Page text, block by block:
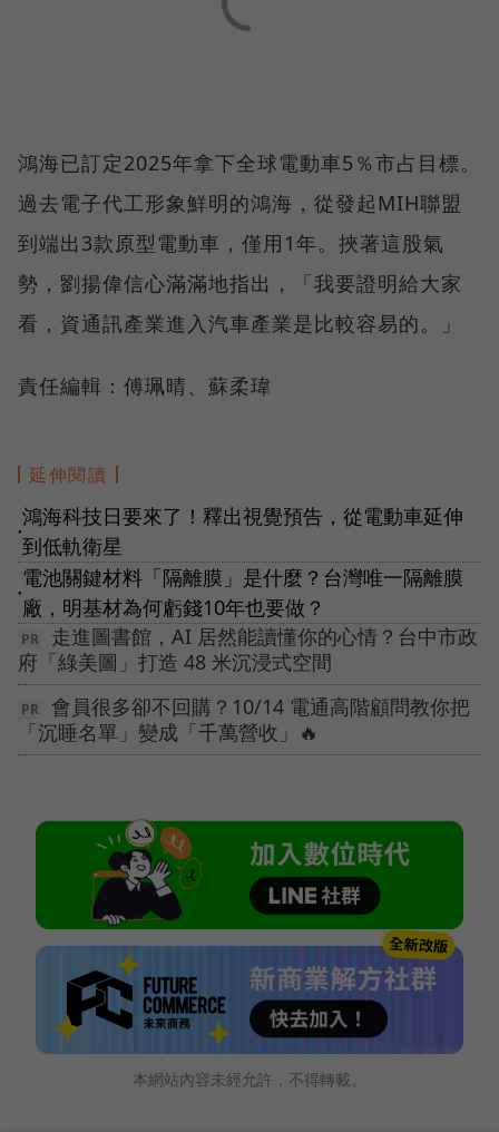
鴻海已訂定2025年拿下全球電動車5％市占目標。
過去電子代工形象鮮明的鴻海，從發起MIH聯盟
到端出3款原型電動車，僅用1年。挾著這股氣
勢，劉揚偉信心滿滿地指出，「我要證明給大家
看，資通訊產業進入汽車產業是比較容易的。」
責任編輯：傅珮晴、蘇柔瑋
延伸閱讀
●
鴻海科技日要來了！釋出視覺預告，從電動車延伸
到低軌衛星
●
電池關鍵材料「隔離膜」是什麼？台灣唯一隔離膜
廠，明基材為何虧錢10年也要做？
走進圖書館，AI 居然能讀懂你的心情？台中市政
府「綠美圖」打造 48 米沉浸式空間
會員很多卻不回購？10/14 電通高階顧問教你把
「沉睡名單」變成「千萬營收」🔥
本網站內容未經允許，不得轉載。